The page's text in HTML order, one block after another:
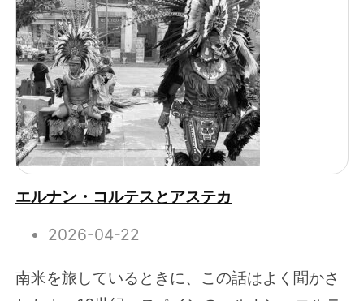
エルナン・コルテスとアステカ
2026-04-22
南米を旅しているときに、この話はよく聞かさ